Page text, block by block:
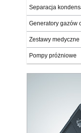
Separacja
Generatory gazów
Zestawy medyczne
Pompy próżniowe